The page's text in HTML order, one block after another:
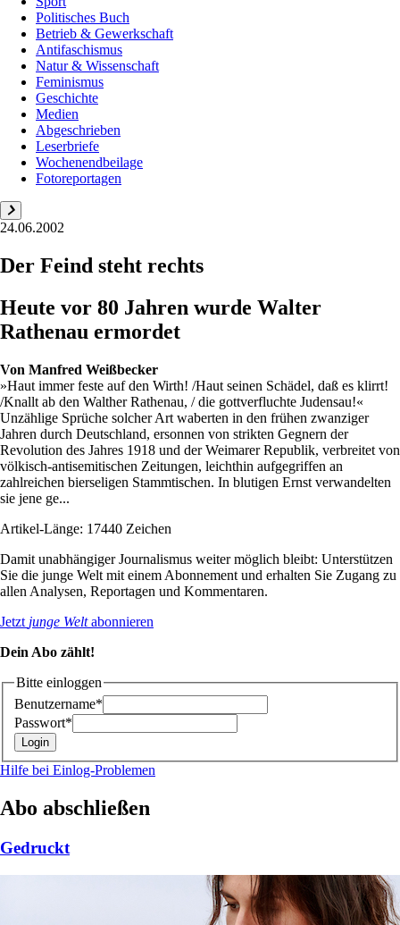
Politisches Buch
Betrieb & Gewerkschaft
Antifaschismus
Natur & Wissenschaft
Feminismus
Geschichte
Medien
Abgeschrieben
Leserbriefe
Wochenendbeilage
Fotoreportagen
24.06.2002
Der Feind steht rechts
Heute vor 80 Jahren wurde Walter
Rathenau ermordet
Von Manfred Weißbecker
»Haut immer feste auf den Wirth! /Haut seinen Schädel, daß es klirrt!
/Knallt ab den Walther Rathenau, / die gottverfluchte Judensau!«
Unzählige Sprüche solcher Art waberten in den frühen zwanziger
Jahren durch Deutschland, ersonnen von strikten Gegnern der
Revolution des Jahres 1918 und der Weimarer Republik, verbreitet von
völkisch-antisemitischen Zeitungen, leichthin aufgegriffen an
zahlreichen bierseligen Stammtischen. In blutigen Ernst verwandelten
sie jene ge...
Artikel-Länge: 17440 Zeichen
Damit unabhängiger Journalismus weiter möglich bleibt: Unterstützen
Sie die junge Welt mit einem Abonnement und erhalten Sie Zugang zu
allen Analysen, Reportagen und Kommentaren.
Jetzt junge Weltabonnieren
Dein Abo zählt!
Bitte einloggen
Benutzername*
Passwort*
Hilfe bei Einlog-Problemen
Abo abschließen
Gedruckt